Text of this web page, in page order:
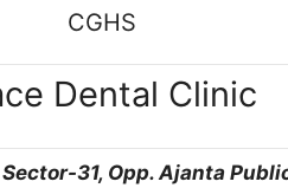
CGHS
Dental Clinic
Sector-31, Opp. Ajanta